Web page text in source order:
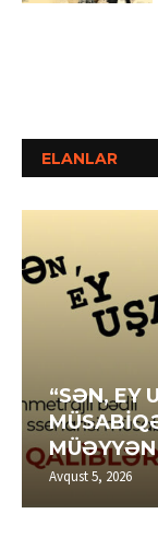
ELANLAR
“SƏN, EY
Avqust 5, 2026